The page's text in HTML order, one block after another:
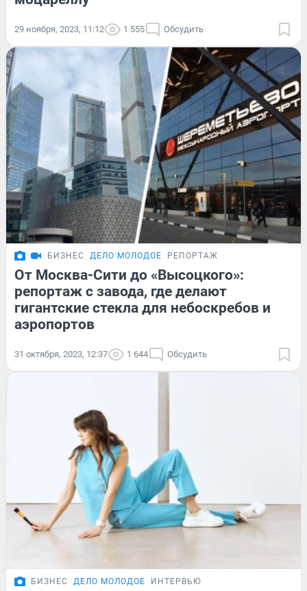
29 ноября, 2023, 11:12 1 555 Обсудить
БИЗНЕС ДЕЛО МОЛОДОЕ РЕПОРТАЖ
От Москва-Сити до «Высоцкого»:
репортаж с завода, где делают
гигантские стекла для небоскребов и
аэропортов
31 октября, 2023, 12:37 1 644 Обсудить
БИЗНЕС ДЕЛО МОЛОДОЕ ИНТЕРВЬЮ